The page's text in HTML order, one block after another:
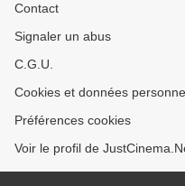
Contact
Signaler un abus
C.G.U.
Cookies et données
Préférences cookies
Voir le profil de